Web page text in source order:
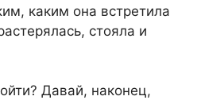
каким она встретила
стояла и
Давай, наконец,